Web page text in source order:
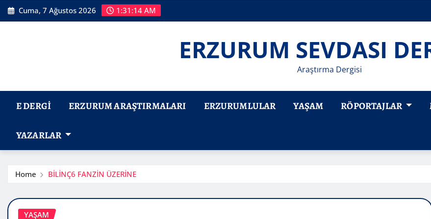
Skip
to
Cuma, 7 Ağustos 2026 1:31:15 AM
ERZURUM SEVDASI
Araştırma Dergisi
E DERGI ERZURUM ARAŞTIRMALARI ERZURUMLULAR YAŞAM RÖPORTAJLAR
YAZARLAR
Home BİLİNÇ6 FANZİN ÜZERİNE
YAŞAM